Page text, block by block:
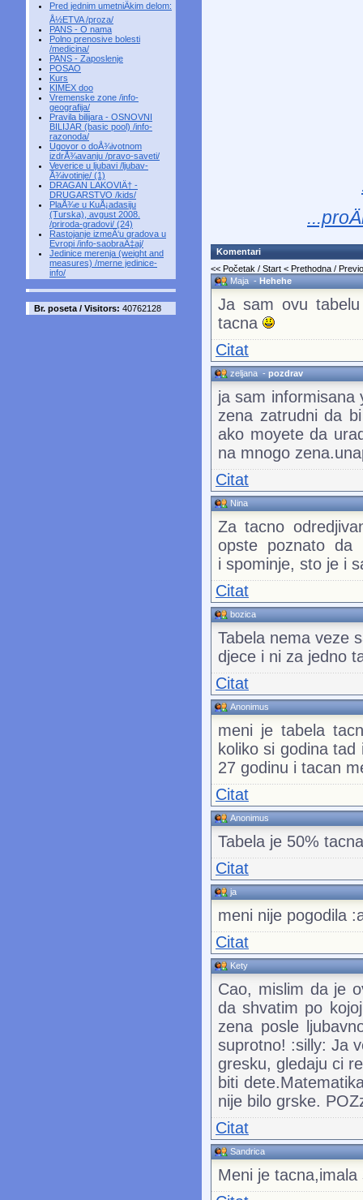
Pred jednim umetniÄkim delom:
Å½ETVA /proza/
PANS - O nama
Polno prenosive bolesti
/medicina/
PANS - Zaposlenje
POSAO
Kurs
KIMEX doo
Vremenske zone /info-
geografija/
Pravila bilijara - OSNOVNI
BILIJAR (basic pool) /info-
razonoda/
Ugovor o doÅ¾ivotnom
izdrÅ¾avanju /pravo-saveti/
Veverice u ljubavi /ljubav-
Å¾ivotinje/ (1)
DRAGAN LAKOVIÄ† -
DRUGARSTVO /kids/
PlaÅ¾e u KuÅ¡adasiju
(Turska), avgust 2008.
/priroda-gradovi/ (24)
Rastojanje izmeÄ‘u gradova u
Evropi /info-saobraÄ‡aj/
Jedinice merenja (weight and
measures) /merne jedinice-
info/
Br. poseta / Visitors: 40762128
Komentari
<< Početak / Start < Prethodna /
Maja - Hehehe
Ja sam ovu
tacna
Citat
zeljana - pozdrav
ja sam informisana
zena zatrudni da
ako moyete da
na mnogo
Citat
Nina
Za tacno
opste poznato
i spominje, sto je i
Citat
bozica
Tabela nema veze
djece i ni za jedno
Citat
Anonimus
meni je tabela
koliko si godina
27 godinu i tacan
Citat
Anonimus
Tabela je 50%
Citat
ja
meni nije pogodila
Citat
Kety
Cao, mislim da je
da shvatim po
zena posle
suprotno! :silly: Ja
gresku, gledaju ci
biti
nije bilo grske.
Citat
Sandrica
Meni je